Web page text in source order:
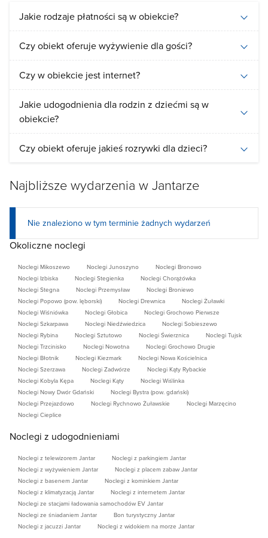
Jakie rodzaje płatności są w obiekcie?
Czy obiekt oferuje wyżywienie dla gości?
Czy w obiekcie jest internet?
Jakie udogodnienia dla rodzin z dziećmi są w
obiekcie?
Czy obiekt oferuje jakieś rozrywki dla dzieci?
Najbliższe wydarzenia w Jantarze
Nie znaleziono w tym terminie żadnych wydarzeń
Okoliczne noclegi
Noclegi Mikoszewo Noclegi Junoszyno
Noclegi Bronowo
Noclegi Izbiska
Noclegi Stegienka
Noclegi Chorążówka
Noclegi Stegna
Noclegi Przemysław
Noclegi Broniewo
Noclegi Popowo (pow. lęborski)
Noclegi Drewnica
Noclegi Żuławki
Noclegi Wiśniówka
Noclegi Głobica
Noclegi Grochowo Pierwsze
Noclegi Szkarpawa
Noclegi Niedźwiedzica
Noclegi Sobieszewo
Noclegi Rybina
Noclegi Sztutowo Noclegi Świerznica
Noclegi Tujsk
Noclegi Trzcinisko
Noclegi Nowotna
Noclegi Grochowo Drugie
Noclegi Błotnik
Noclegi Kiezmark
Noclegi Nowa Kościelnica
Noclegi Szerzawa
Noclegi Zadwórze
Noclegi Kąty Rybackie
Noclegi Kobyla Kępa
Noclegi Kąty
Noclegi Wiślinka
Noclegi Nowy Dwór Gdański
Noclegi Bystra (pow. gdański)
Noclegi Przejazdowo
Noclegi Rychnowo Żuławskie
Noclegi Marzęcino
Noclegi Cieplice
Noclegi z udogodnieniami
Noclegi z telewizorem Jantar
Noclegi z parkingiem Jantar
Noclegi z wyżywieniem Jantar
Noclegi z placem zabaw Jantar
Noclegi z basenem Jantar
Noclegi z kominkiem Jantar
Noclegi z klimatyzacją Jantar
Noclegi z internetem Jantar
Noclegi ze stacjami ładowania samochodów EV Jantar
Noclegi ze śniadaniem Jantar
Bon turystyczny Jantar
Noclegi z jacuzzi Jantar
Noclegi z widokiem na morze Jantar